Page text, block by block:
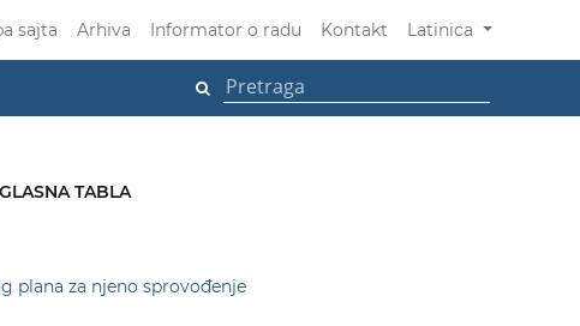
sajta Arhiva Informator o radu Kontakt Latinica
TABLA
plana za njeno sprovođenje